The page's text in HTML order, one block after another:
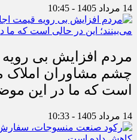
14 مرداد 1405 - 10:45
مردم افزایش بی رویه
چشم مشاوران املاک
است که ما در این
14 مرداد 1405 - 10:33